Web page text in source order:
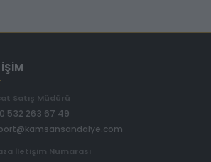
Satış Müdürü
532 263 67 49
İletişim Numarası